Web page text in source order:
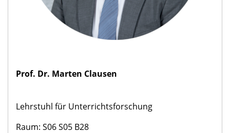
Prof. Dr. Marten Clausen
Lehrstuhl für Unterrichtsforschung
Raum: S06 S05 B28